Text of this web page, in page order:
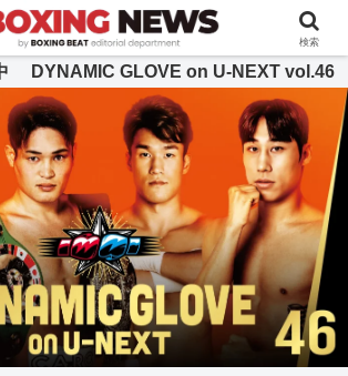
BEAT [ボクシング・ビート] 公式サイト
DYNAMIC GLOVE on U-NEXT vol.46
検索